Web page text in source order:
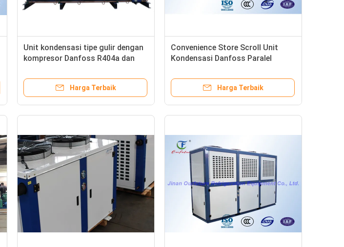
Unit kondensasi tipe gulir dengan
kompresor Danfoss R404a dan
Harga Terbaik
Convenience Store Scroll Unit
Kondensasi Danfoss Paralel
Harga Terbaik